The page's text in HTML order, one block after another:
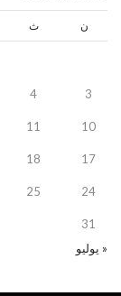
ن ث
3
4
10
11
17
18
24
25
31
« يوليو